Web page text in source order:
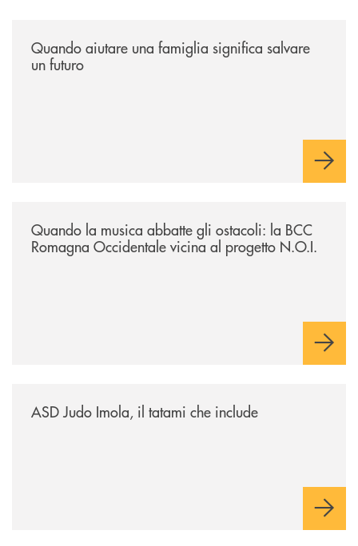
Quando aiutare una famiglia significa salvare
un futuro
Quando la musica abbatte gli ostacoli: la BCC
Romagna Occidentale vicina al progetto N.O.I.
ASD Judo Imola, il tatami che include